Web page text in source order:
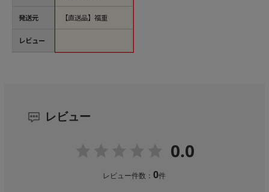
発送元
レビュー
【直送品】福重
レビュー
0.0
レビュー件数：0件